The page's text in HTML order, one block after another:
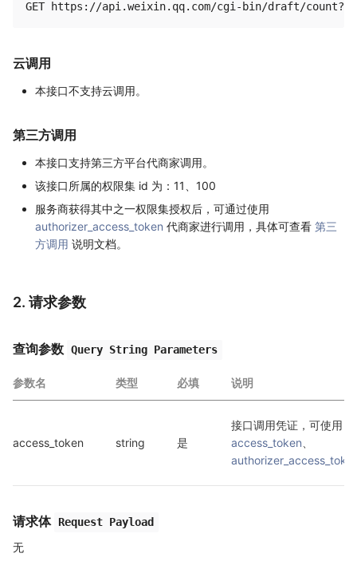
云调用
本接口不支持云调用。
第三方调用
本接口支持第三方平台代商家调用。
该接口所属的权限集 id 为：11、100
服务商获得其中之一权限集授权后，可通过使用
authorizer_access_token 代商家进行调用，具体可查看 第三
方调用 说明文档。
2. 请求参数
查询参数 Query String Parameters
参数名 类型 必填 说明
access_token string 是
access_token
请求体 Request Payload
无